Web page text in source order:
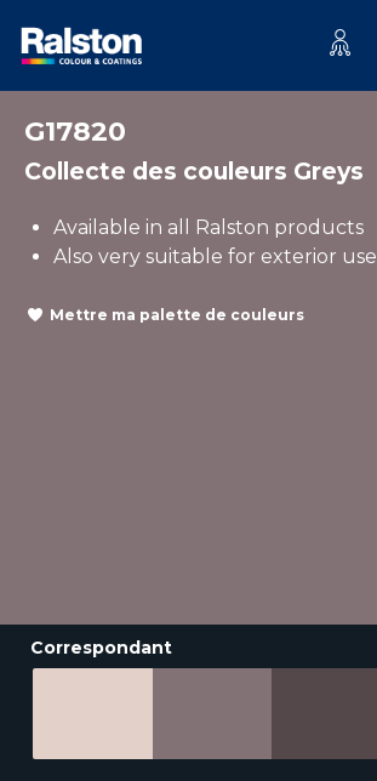
G17820
Collecte des couleurs Greys
Available in all Ralston products
Also very suitable for exterior use
Mettre ma palette de couleurs
Correspondant